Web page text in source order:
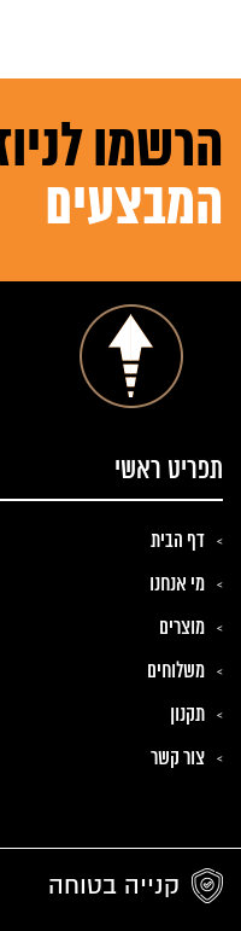
הרשמו
המבצעים
תפריט ראשי
דף הבית
מי אנחנו
מוצרים
משלוחים
תקנון
צור קשר
קנייה בטוחה